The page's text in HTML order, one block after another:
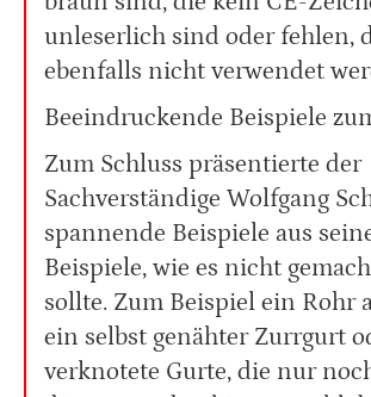
unleserlich sind oder fehlen,
ebenfalls nicht verwendet
Beeindruckende Beispiele
Zum Schluss präsentierte der
Sachverständige Wolfgang
spannende Beispiele aus
Beispiele, wie es nicht
sollte. Zum Beispiel ein Rohr
ein selbst genähter Zurrgurt
verknotete Gurte, die nur